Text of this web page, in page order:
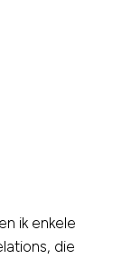
en ik enkele
die